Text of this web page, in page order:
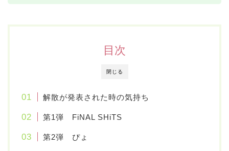
閉じる
目次
解散が発表された時の気持ち
第1弾 FiNAL SHiTS
第2弾 ぴょ